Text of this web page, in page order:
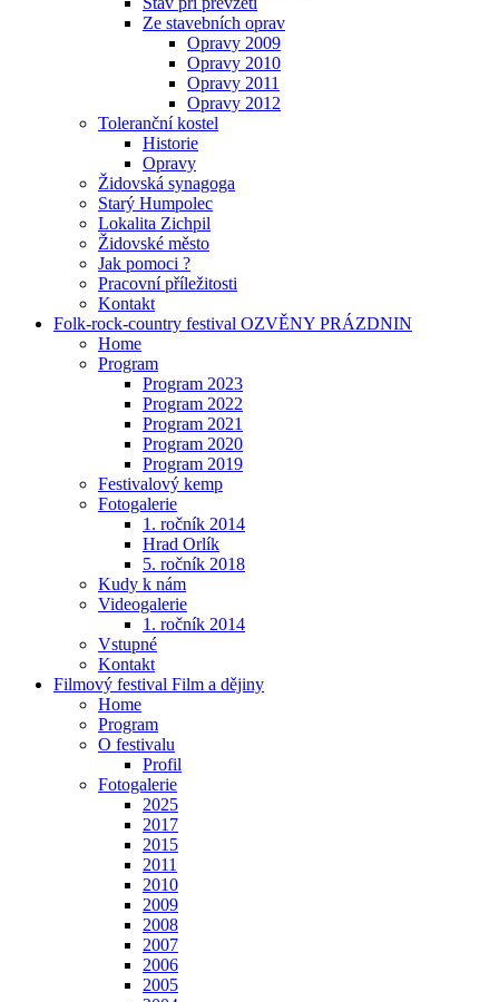
Ze stavebních oprav
Opravy 2009
Opravy 2010
Opravy 2011
Opravy 2012
Toleranční kostel
Historie
Opravy
Židovská synagoga
Starý Humpolec
Lokalita Zichpil
Židovské město
Jak pomoci ?
Pracovní příležitosti
Kontakt
Folk-rock-country festival OZVĚNY PRÁZDNIN
Home
Program
Program 2023
Program 2022
Program 2021
Program 2020
Program 2019
Festivalový kemp
Fotogalerie
1. ročník 2014
Hrad Orlík
5. ročník 2018
Kudy k nám
Videogalerie
1. ročník 2014
Vstupné
Kontakt
Filmový festival Film a dějiny
Home
Program
O festivalu
Profil
Fotogalerie
2025
2017
2015
2011
2010
2009
2008
2007
2006
2005